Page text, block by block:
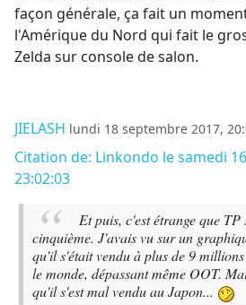
façon générale, ça fait un
l'Amérique du Nord qui fait le
Zelda sur console de salon.
JIELASH lundi 18 septembre 2017,
Citation de: Linkondo le samedi
23:02:03
Et puis, c'est étrange que TP
cinquième. J'avais vu sur un
qu'il s'était vendu à plus de 9
le monde, dépassant même OOT.
qu'il s'est mal vendu au Japon...